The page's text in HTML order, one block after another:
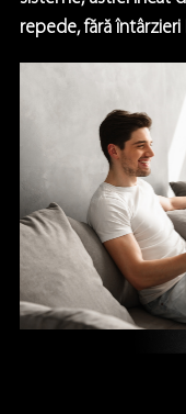
repede, fără întârzieri